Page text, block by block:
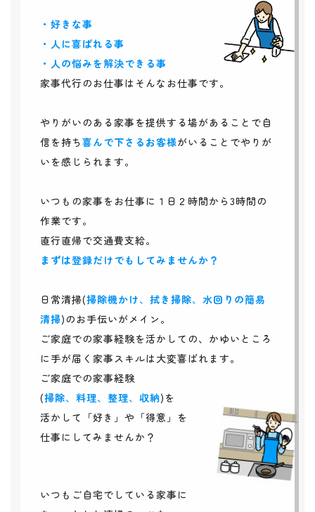
・好きな事
・人に喜ばれる事
・人の悩みを解決できる事
家事代行のお仕事はそんなお仕事です。
やりがいのある家事を提供する場があることで自
信を持ち喜んで下さるお客様がいることでやりが
いを感じられます。
いつもの家事をお仕事に１日２時間から3時間の
作業です。
直行直帰で交通費支給。
まずは登録だけでもしてみませんか？
日常清掃(掃除機かけ、 拭き掃除、 水回りの簡易
清掃)のお手伝いがメイン。
ご家庭での家事経験を活かしての、かゆいところ
に手が届く家事スキルは大変喜ばれます。
ご家庭での家事経験
(掃除、 料理、 整理、 収納)を
活かして「好き」や「得意」を
仕事にしてみませんか？
いつもご自宅でしている家事に